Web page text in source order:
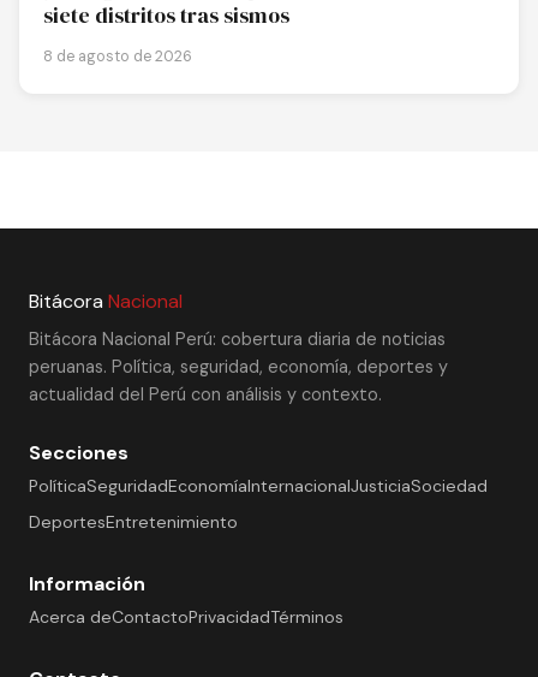
siete distritos tras sismos
8 de agosto de 2026
Bitácora Nacional
Bitácora Nacional Perú: cobertura diaria de noticias
peruanas. Política, seguridad, economía, deportes y
actualidad del Perú con análisis y contexto.
Secciones
PolíticaSeguridadEconomíaInternacionalJusticiaSociedad
DeportesEntretenimiento
Información
Acerca deContactoPrivacidadTérminos